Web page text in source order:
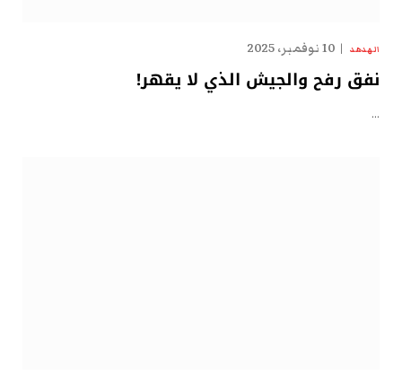
الهدهد 10 نوفمبر، 2025
نفق رفح والجيش الذي لا يقهر!
…